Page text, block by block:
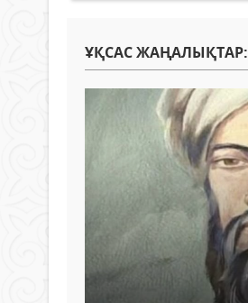
ҰҚСАС ЖАҢАЛЫҚТАР: